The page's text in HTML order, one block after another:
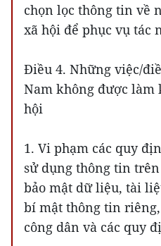
chọn lọc thông tin về
xã hội để phục vụ tác
Điều 4. Những việc/
Nam không được làm
hội
1. Vi phạm các quy
sử dụng thông tin
bảo mật dữ liệu, tài
bí mật thông tin
công dân và các quy